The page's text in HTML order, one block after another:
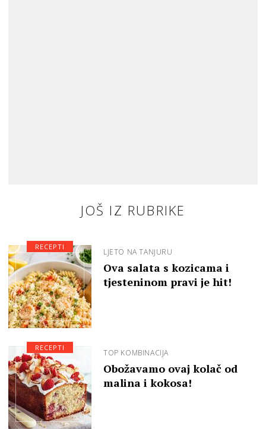
JOŠ IZ RUBRIKE
LJETO NA TANJURU
Ova salata s kozicama i
tjesteninom pravi je hit!
RECEPTI
TOP KOMBINACIJA
Obožavamo ovaj kolač od
malina i kokosa!
RECEPTI